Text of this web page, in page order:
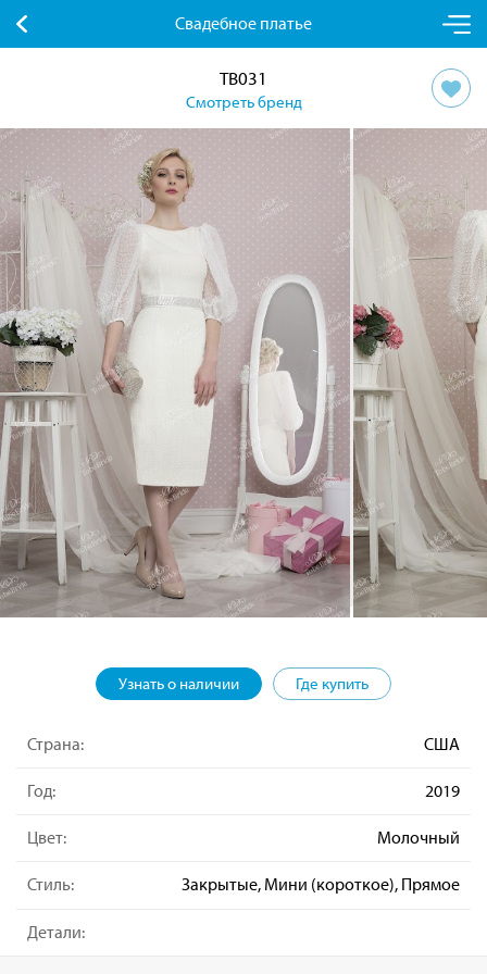
Свадебное платье
TB031
Смотреть бренд
Узнать о наличии Где купить
Страна: США
Год: 2019
Цвет: Молочный
Стиль: Закрытые, Мини (короткое), Прямое
Детали: